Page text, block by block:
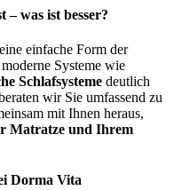
was ist besser?
einfache Form der
Systeme wie
Schlafsysteme deutlich
wir Sie umfassend zu
mit Ihnen heraus,
Matratze und Ihrem
Dorma Vita